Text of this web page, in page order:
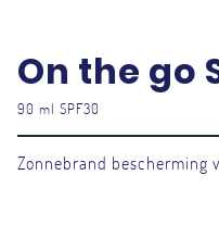
On the go
90 ml SPF30
Zonnebrand bescherming